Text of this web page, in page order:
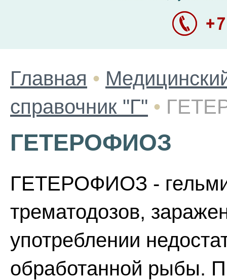
Главная •
справочник "Г" •
ГЕТЕРОФИОЗ
ГЕТЕРОФИОЗ -
трематодозов,
употреблении
обработанной рыбы.